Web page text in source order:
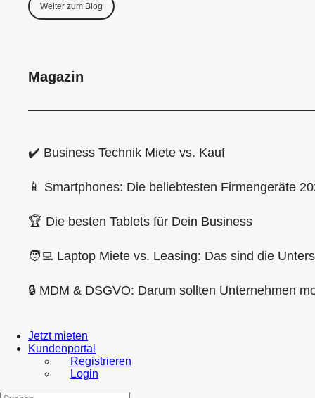
Weiter zum Blog
Magazin
✔️ Business Technik Miete vs. Kauf
📱 Smartphones: Die beliebtesten Firmengeräte
🏆 Die besten Tablets für Dein Business
🧑‍💻 Laptop Miete vs. Leasing: Das sind die
🔒 MDM & DSGVO: Darum sollten Unternehmen
Jetzt mieten
Kundenportal
Registrieren
Login